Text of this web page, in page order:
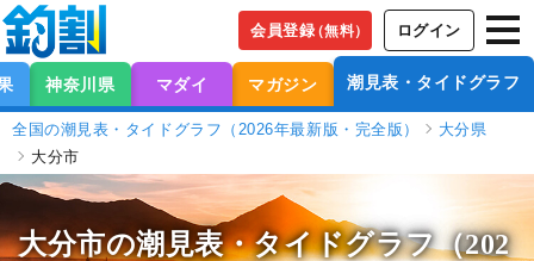
会員登録（無料） ログイン
神奈川県 マダイ マガジン 潮見表・タイドグラフ
全国の潮見表・タイドグラフ（2026年最新版・完全版）
大分県
大分市
大分市の潮見表・タイドグラフ（202